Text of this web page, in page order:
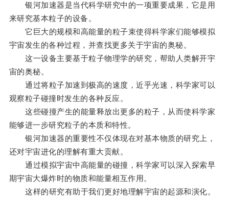
银河加速器是当代科学研究中的一项重要成果，它是用
来研究基本粒子的设备。
它巨大的规模和高能量的粒子束使得科学家们能够模拟
宇宙发生的各种过程，并查找更多关于宇宙的奥秘。
这一设备主要基于粒子物理学的研究，帮助人类解开宇
宙的奥秘。
通过将粒子加速到极高的速度，近乎光速，科学家可以
观察粒子碰撞时发生的各种反应。
这些碰撞产生的能量释放出更多的粒子，从而使科学家
能够进一步研究粒子的本质和特性。
银河加速器的重要性不仅体现在对基本物质的研究上，
还对宇宙进化的理解有重大贡献。
通过模拟宇宙中高能量的碰撞，科学家可以深入探索早
期宇宙大爆炸时的物质和能量相互作用。
这样的研究有助于我们更好地理解宇宙的起源和演化。